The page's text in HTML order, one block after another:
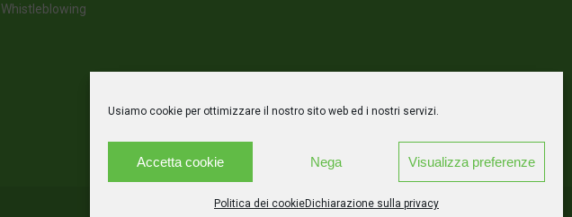
Usiamo cookie per ottimizzare il nostro sito web ed i nostri servizi.
Accetta cookie Nega Visualizza preferenze
Politica dei cookieDichiarazione sulla privacy
Whistleblowing